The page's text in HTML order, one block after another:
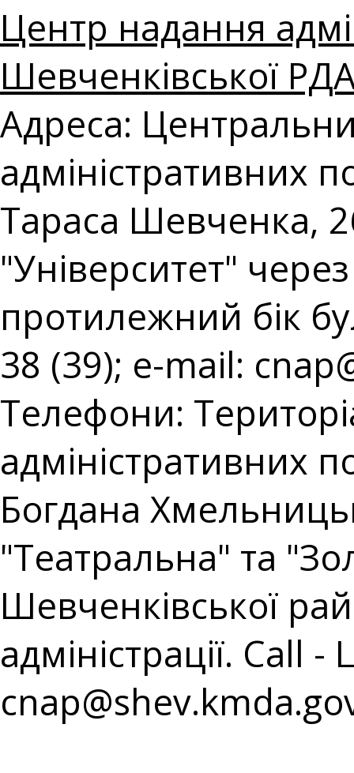
Центр надання
Шевченківської
Адреса:
адміністративних
Тараса Шевченка,
"Університет"
протилежний бік
38 (39); e-mail:
Телефони:
адміністративних
Богдана
"Театральна" та
Шевченківської
адміністрації. Call